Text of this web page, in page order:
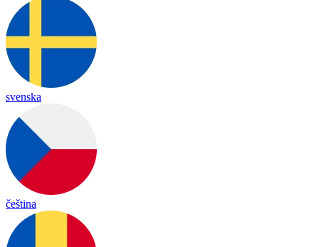
svenska
čeština